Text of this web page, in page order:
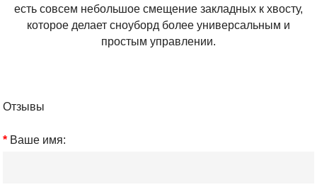
есть совсем небольшое смещение закладных к хвосту,
которое делает сноуборд более универсальным и
простым управлении.
Отзывы
Ваше имя: